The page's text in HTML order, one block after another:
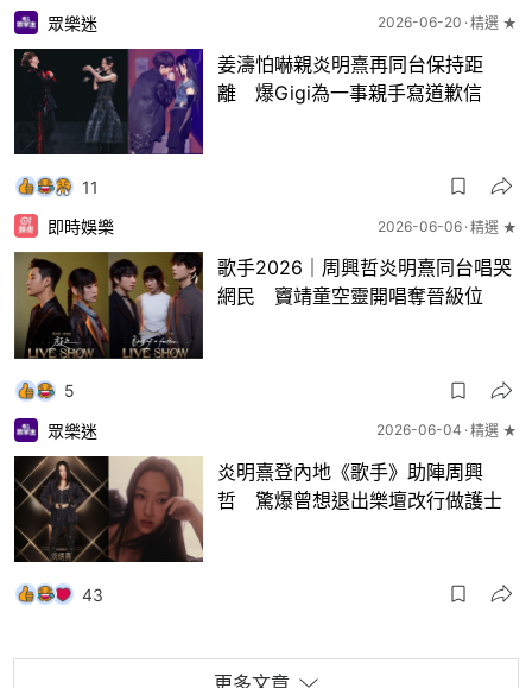
眾樂迷
2026-06-20 精選 ★
姜濤怕嚇親炎明熹再同台保持距
離 爆Gigi為一事親手寫道歉信
11
即時娛樂
2026-06-06 精選 ★
歌手2026｜周興哲炎明熹同台唱哭
網民 竇靖童空靈開唱奪晉級位
5
眾樂迷
2026-06-04 精選 ★
炎明熹登內地《歌手》助陣周興
哲 驚爆曾想退出樂壇改行做護士
43